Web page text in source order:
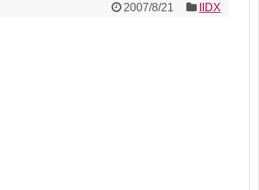
2007/8/21 IIDX